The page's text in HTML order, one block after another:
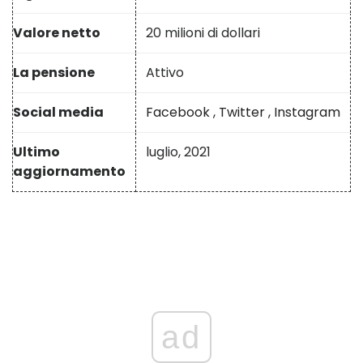
Valore netto 20 milioni di dollari
La pensione Attivo
Social media Facebook, Twitter, Instagram
Ultimo
aggiornamento
luglio, 2021
ad